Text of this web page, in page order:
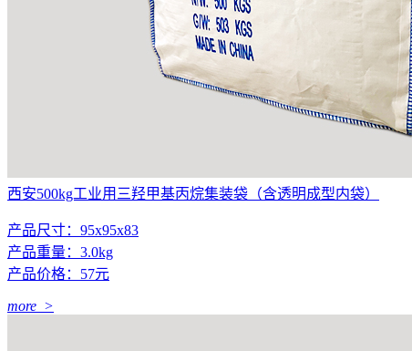
西安500kg工业用三羟甲基丙烷集装袋（含透明成型内袋）
产品尺寸：95x95x83
产品重量：3.0kg
产品价格：57元
more >